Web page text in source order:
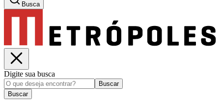
Busca
Digite sua busca
Buscar
Buscar